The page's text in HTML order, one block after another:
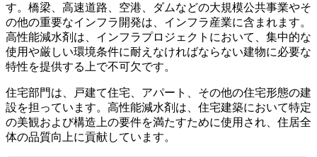
す。橋梁、高速道路、空港、ダムなどの大規模公共事業やそ
の他の重要なインフラ開発は、インフラ産業に含まれます。
高性能減水剤は、インフラプロジェクトにおいて、集中的な
使用や厳しい環境条件に耐えなければならない建物に必要な
特性を提供する上で不可欠です。
住宅部門は、戸建て住宅、アパート、その他の住宅形態の建
設を担っています。高性能減水剤は、住宅建築において特定
の美観および構造上の要件を満たすために使用され、住居全
体の品質向上に貢献しています。